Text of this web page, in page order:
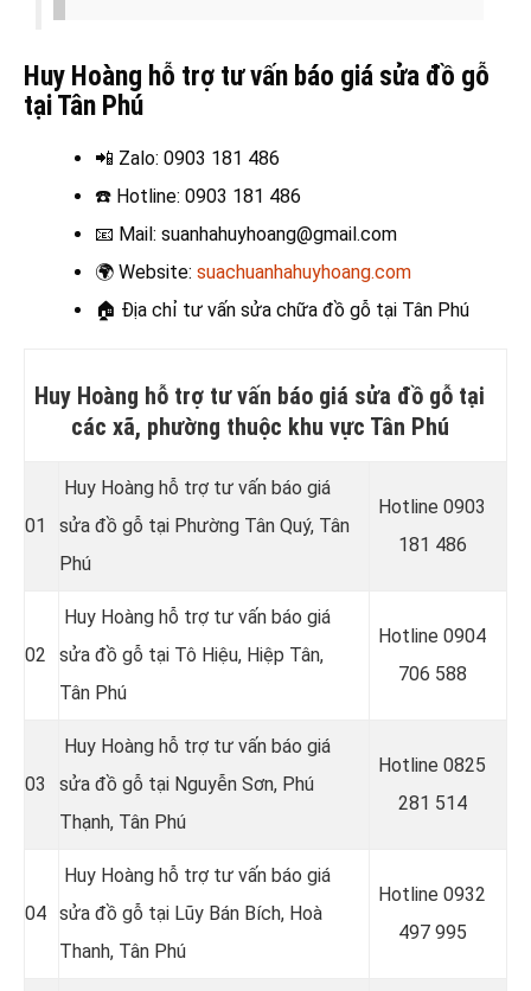
Huy Hoàng hỗ trợ tư vấn báo giá sửa đồ gỗ
tại Tân Phú
📲 Zalo: 0903 181 486
☎️ Hotline: 0903 181 486
📧 Mail: suanhahuyhoang@gmail.com
🌍 Website: suachuanhahuyhoang.com
🏠 Địa chỉ tư vấn sửa chữa đồ gỗ tại Tân Phú
Huy Hoàng hỗ trợ tư vấn báo giá sửa đồ gỗ tại
các xã, phường thuộc khu vực Tân Phú
01
Huy Hoàng hỗ trợ tư vấn báo giá
sửa đồ gỗ tại Phường Tân Quý, Tân
Phú
Hotline 0903
181 486
02
Huy Hoàng hỗ trợ tư vấn báo giá
sửa đồ gỗ tại Tô Hiệu, Hiệp Tân,
Tân Phú
Hotline 0904
706 588
03
Huy Hoàng hỗ trợ tư vấn báo giá
sửa đồ gỗ tại Nguyễn Sơn, Phú
Thạnh, Tân Phú
Hotline 0825
281 514
04
Huy Hoàng hỗ trợ tư vấn báo giá
sửa đồ gỗ tại Lũy Bán Bích, Hoà
Thanh, Tân Phú
Hotline 0932
497 995